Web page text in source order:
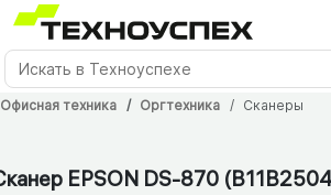
Офисная техника Оргтехника Сканеры
EPSON DS-870